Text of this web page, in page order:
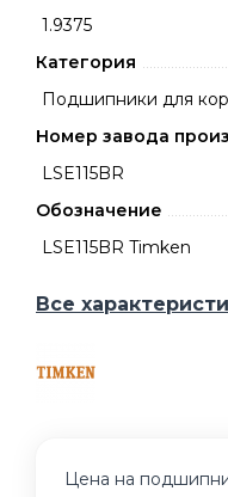
1.9375
Категория
Подшипники для
Номер завода
LSE115BR
Обозначение
LSE115BR Timken
Все
Цена на